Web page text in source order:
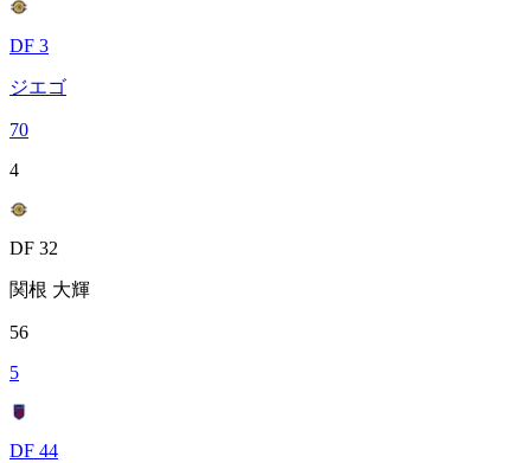
DF 3
ジエゴ
70
4
DF 32
関根 大輝
56
5
DF 44